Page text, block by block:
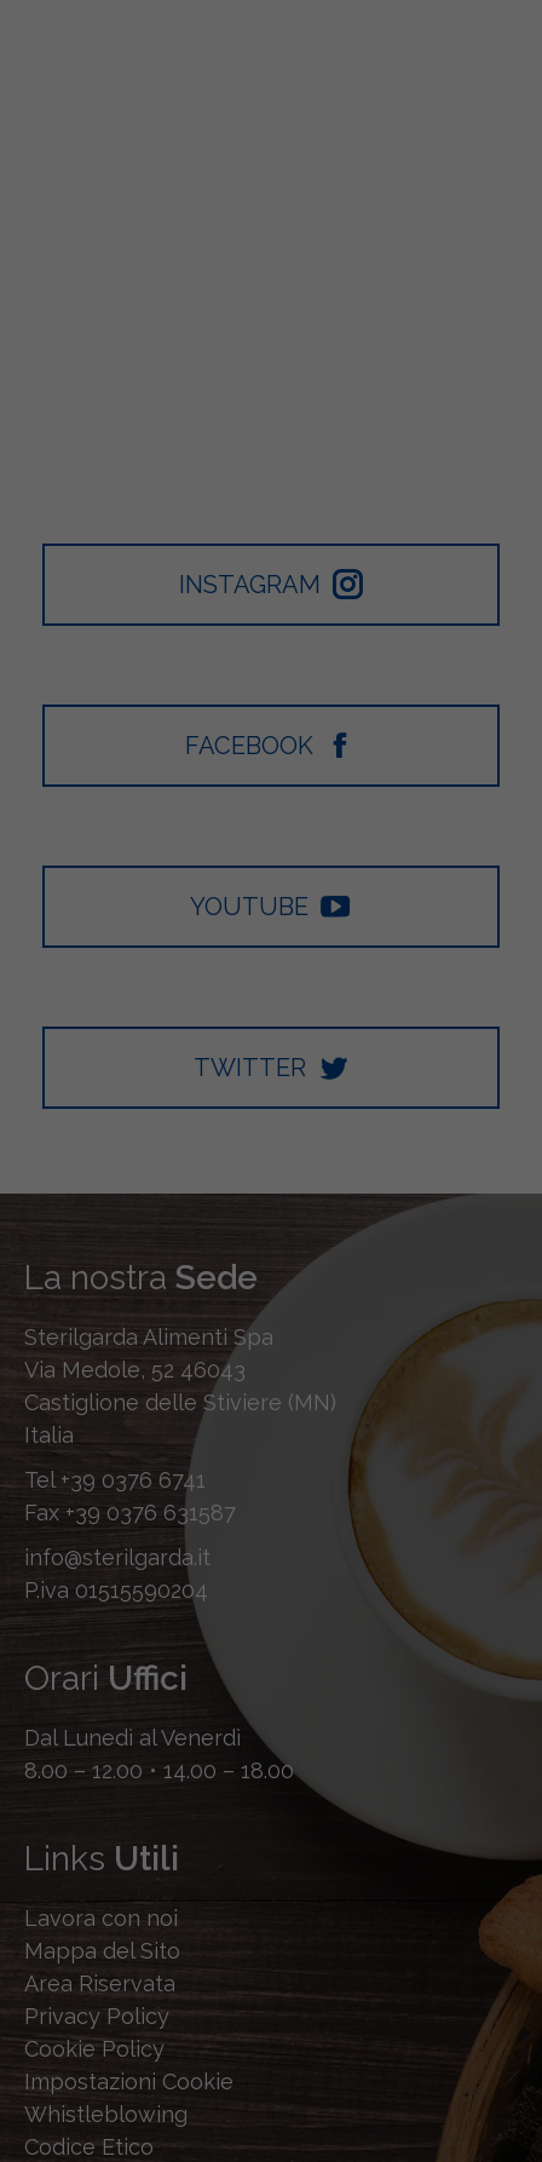
INSTAGRAM
FACEBOOK
YOUTUBE
TWITTER
La nostra Sede
Sterilgarda Alimenti Spa
Via Medole, 52 46043
Castiglione delle Stiviere (MN)
Italia
Tel +39 0376 6741
Fax +39 0376 631587
info@sterilgarda.it
P.iva 01515590204
Orari Uffici
Dal Lunedì al Venerdì
8.00 – 12.00 • 14.00 – 18.00
Links Utili
Lavora con noi
Mappa del Sito
Area Riservata
Privacy Policy
Cookie Policy
Impostazioni Cookie
Whistleblowing
Codice Etico